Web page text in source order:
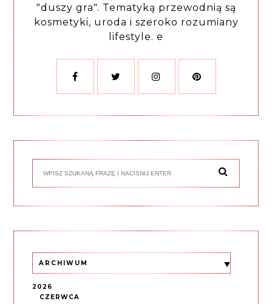
"duszy gra". Tematyką przewodnią są
kosmetyki, uroda i szeroko rozumiany
lifestyle. e
ARCHIWUM
2026
CZERWCA